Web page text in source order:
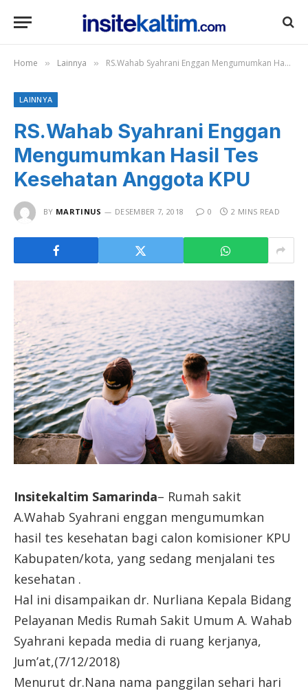
Home » Lainnya » RS.Wahab Syahrani Enggan Mengumumkan Hasil Tes Kesehatan Anggota KPU
LAINNYA
RS.Wahab Syahrani Enggan
Mengumumkan Hasil Tes
Kesehatan Anggota KPU
BY MARTINUS DESEMBER 7, 2018 0 2 MINS READ
Insitekaltim Samarinda– Rumah sakit
A.Wahab Syahrani enggan mengumumkan
hasil tes kesehatan bagi calon komisioner KPU
Kabupaten/kota, yang sedang menjalani tes
kesehatan .
Hal ini disampaikan dr. Nurliana Kepala Bidang
Pelayanan Medis Rumah Sakit Umum A. Wahab
Syahrani kepada media di ruang kerjanya,
Jum’at,(7/12/2018)
Menurut dr.Nana nama panggilan sehari hari